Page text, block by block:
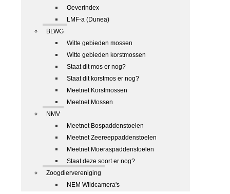
Oeverindex
LMF-a (Dunea)
BLWG
Witte gebieden mossen
Witte gebieden korstmossen
Staat dit mos er nog?
Staat dit korstmos er nog?
Meetnet Korstmossen
Meetnet Mossen
NMV
Meetnet Bospaddenstoelen
Meetnet Zeereeppaddenstoelen
Meetnet Moeraspaddenstoelen
Staat deze soort er nog?
Zoogdiervereniging
NEM Wildcamera's